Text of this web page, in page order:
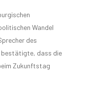
Wandel
des
bestätigte, dass die
Zukunftstag